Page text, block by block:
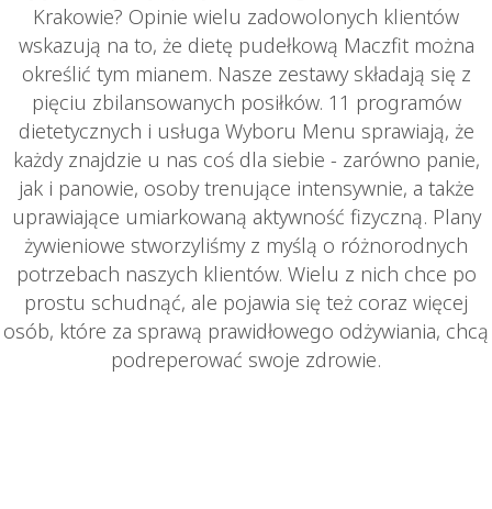
Krakowie? Opinie wielu zadowolonych klientów
wskazują na to, że dietę pudełkową Maczfit można
określić tym mianem. Nasze zestawy składają się z
pięciu zbilansowanych posiłków. 11 programów
dietetycznych i usługa Wyboru Menu sprawiają, że
każdy znajdzie u nas coś dla siebie - zarówno panie,
jak i panowie, osoby trenujące intensywnie, a także
uprawiające umiarkowaną aktywność fizyczną. Plany
żywieniowe stworzyliśmy z myślą o różnorodnych
potrzebach naszych klientów. Wielu z nich chce po
prostu schudnąć, ale pojawia się też coraz więcej
osób, które za sprawą prawidłowego odżywiania, chcą
podreperować swoje zdrowie.